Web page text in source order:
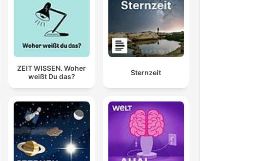
ZEIT WISSEN. Woher
weißt Du das?
Sternzeit